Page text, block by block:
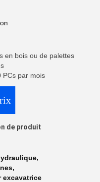
en bois ou de palettes
PCs par mois
de produit
,
,
excavatrice